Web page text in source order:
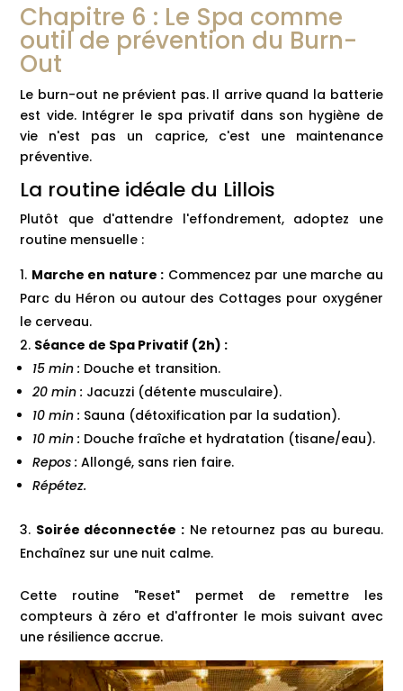
Chapitre 6 : Le Spa comme
outil de prévention du Burn-
Out
Le burn-out ne prévient pas. Il arrive quand la batterie
est vide. Intégrer le spa privatif dans son hygiène de
vie n'est pas un caprice, c'est une maintenance
préventive.
La routine idéale du Lillois
Plutôt que d'attendre l'effondrement, adoptez une
routine mensuelle :
Marche en nature : Commencez par une marche au
Parc du Héron ou autour des Cottages pour oxygéner
le cerveau.
Séance de Spa Privatif (2h) :
15 min : Douche et transition.
20 min : Jacuzzi (détente musculaire).
10 min : Sauna (détoxification par la sudation).
10 min : Douche fraîche et hydratation (tisane/eau).
Repos : Allongé, sans rien faire.
Répétez.
Soirée déconnectée :Ne retournez pas au bureau.
Enchaînez sur une nuit calme.
Cette routine "Reset" permet de remettre les
compteurs à zéro et d'affronter le mois suivant avec
une résilience accrue.